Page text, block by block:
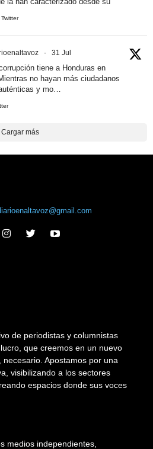
Twitter
· 31 Jul
tiene a Honduras en
no hayan más ciudadanos
y mo…
Cargar más
de periodistas y columnistas
que creemos en un nuevo
Apostamos por una
visibilizando a los sectores
espacios donde sus voces
medios independientes,